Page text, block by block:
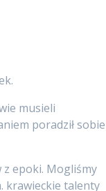
musieli
poradził sobie
z epoki. Mogliśmy
krawieckie talenty